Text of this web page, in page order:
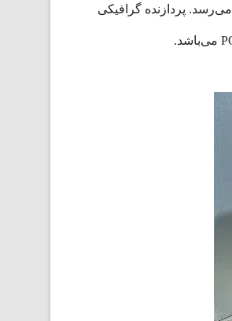
از پردازنده Octa Core ،Intel Core i7، مدل 10870H بهره برده است و دارای 16 گیگابایت رم نیز می‌باشد.سرعت پردازنده آن تا 5.0GHz می‌رسد. پردازنده گرافیکی